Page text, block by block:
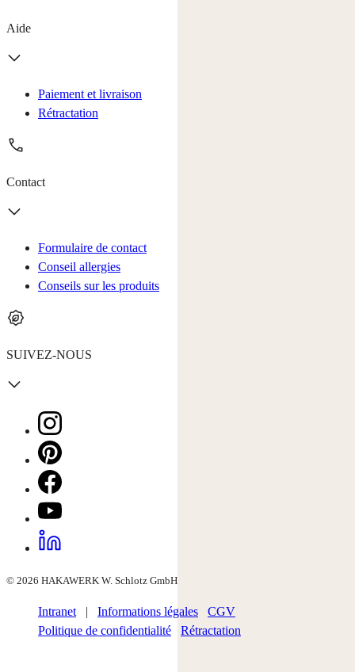
Aide
Paiement et livraison
Rétractation
Contact
Formulaire de contact
Conseil allergies
Conseils sur les produits
SUIVEZ-NOUS
© 2026 HAKAWERK W. Schlotz GmbH
Intranet | Informations légales
CGV
Politique de confidentialité
Rétractation